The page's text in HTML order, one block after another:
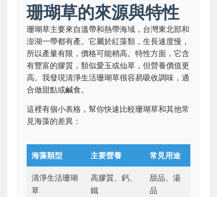
珊瑚草的來源與特性
珊瑚草主要來自溫帶和熱帶海域，台灣東北部和
澎湖一帶都有產。它屬於紅藻類，生長速度慢，
所以產量有限，價格可能稍高。特性方面，它含
有豐富的膠質，類似愛玉或仙草，但營養價值更
高。我發現清淨生活珊瑚草很容易吸收調味，適
合做甜點或鹹食。
這裡有個小表格，幫你快速比較珊瑚草和其他常
見海藻的差異：
海藻類型 主要營養 常見用途
清淨生活珊瑚
草
高膠質、鈣、
鐵
甜品、湯
品